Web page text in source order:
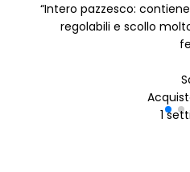
“Intero pazzesco: contiene
regolabili e scollo
1